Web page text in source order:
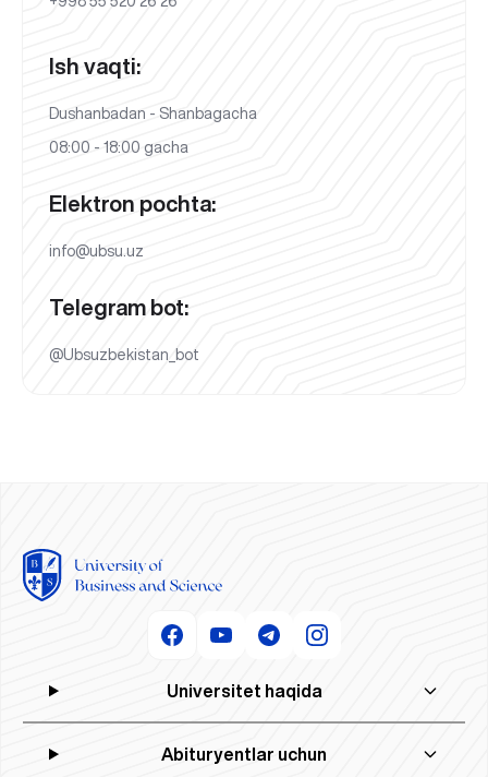
Ish vaqti:
Dushanbadan - Shanbagacha
08:00 - 18:00 gacha
Elektron pochta:
info@ubsu.uz
Telegram bot:
@Ubsuzbekistan_bot
Universitet haqida
Abituryentlar uchun